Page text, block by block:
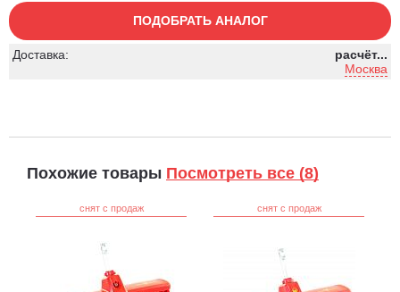
ПОДОБРАТЬ АНАЛОГ
Доставка:
расчёт...
Москва
Похожие товары Посмотреть все (8)
снят с продаж снят с продаж